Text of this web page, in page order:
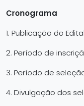
Cronograma
1. Publicação do
2. Período de
3. Período de
4. Divulgação dos